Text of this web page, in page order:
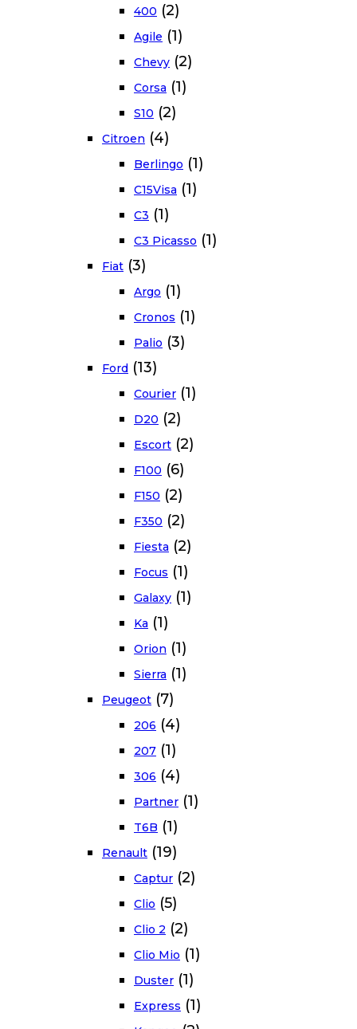
400 (2)
Agile (1)
Chevy (2)
Corsa (1)
S10 (2)
Citroen (4)
Berlingo (1)
C15Visa (1)
C3 (1)
C3 Picasso (1)
Fiat (3)
Argo (1)
Cronos (1)
Palio (3)
Ford (13)
Courier (1)
D20 (2)
Escort (2)
F100 (6)
F150 (2)
F350 (2)
Fiesta (2)
Focus (1)
Galaxy (1)
Ka (1)
Orion (1)
Sierra (1)
Peugeot (7)
206 (4)
207 (1)
306 (4)
Partner (1)
T6B (1)
Renault (19)
Captur (2)
Clio (5)
Clio 2 (2)
Clio Mio (1)
Duster (1)
Express (1)